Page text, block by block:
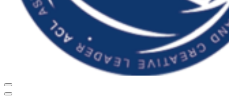
Navigation
Menu
Navigation